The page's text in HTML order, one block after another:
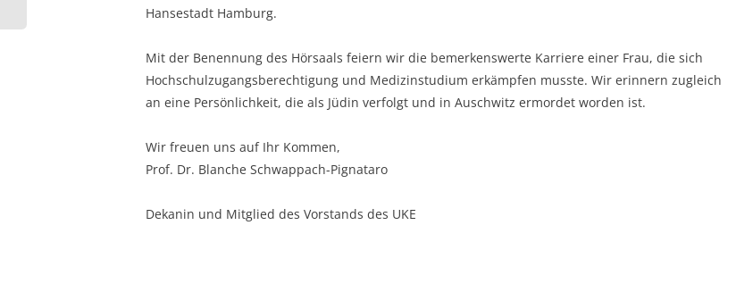
Hansestadt Hamburg.
Mit der Benennung des Hörsaals feiern wir die bemerkenswerte Karriere einer Frau, die sich
Hochschulzugangsberechtigung und Medizinstudium erkämpfen musste. Wir erinnern zugleich
an eine Persönlichkeit, die als Jüdin verfolgt und in Auschwitz ermordet worden ist.
Wir freuen uns auf Ihr Kommen,
Prof. Dr. Blanche Schwappach-Pignataro
Dekanin und Mitglied des Vorstands des UKE